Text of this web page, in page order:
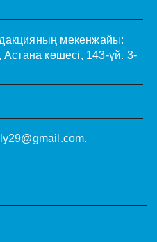
мекенжайы:
көшесі, 143-үй. 3-
.